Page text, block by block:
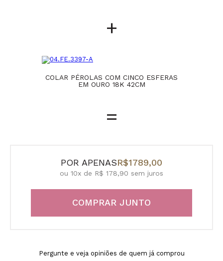
+
COLAR PÉROLAS COM CINCO ESFERAS
EM OURO 18K 42CM
=
POR APENASR$1789,00
ou 10x de R$ 178,90 sem juros
COMPRAR JUNTO
Pergunte e veja opiniões de quem já comprou